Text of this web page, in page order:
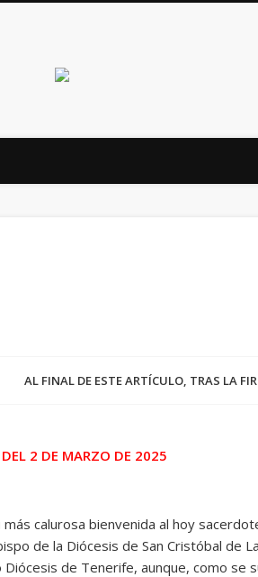
AL FINAL DE ESTE ARTÍCULO, TRAS LA
2 DE MARZO DE 2025
calurosa bienvenida al hoy
de la Diócesis de San Cristóbal de
de Tenerife, aunque, como se